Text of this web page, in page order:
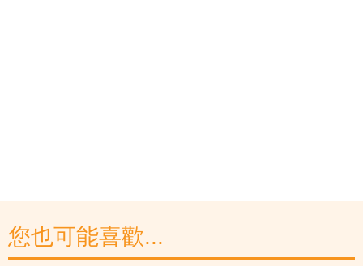
您也可能喜歡...